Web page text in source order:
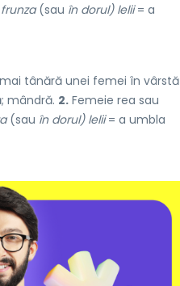
(sau în dorul) lelii= a
tânără unei femei în vârstă
mândră. 2. Femeie rea sau
(sau în dorul) lelii= a umbla